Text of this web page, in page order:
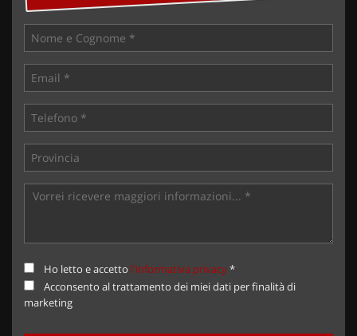
Ho letto e accetto l'informativa privacy*
Acconsento al trattamento dei miei dati per finalità di
marketing